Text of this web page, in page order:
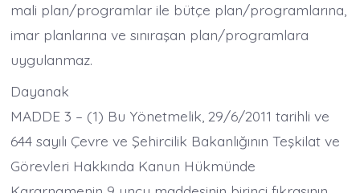
mali plan/programlar ile bütçe plan/programlarına,
imar planlarına ve sınıraşan plan/programlara
uygulanmaz.
Dayanak
MADDE 3 – (1) Bu Yönetmelik, 29/6/2011 tarihli ve
644 sayılı Çevre ve Şehircilik Bakanlığının Teşkilat ve
Görevleri Hakkında Kanun Hükmünde